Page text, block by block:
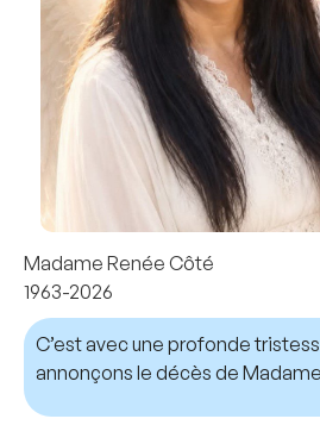
Madame Renée Côté
1963-2026
C’est avec une profonde
annonçons le décès de